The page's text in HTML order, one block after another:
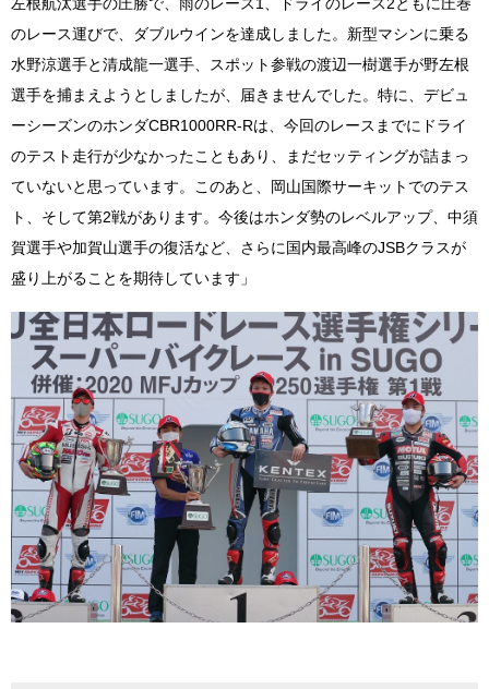
のレース運びで、ダブルウインを達成しました。新型マシンに乗る
水野涼選手と清成龍一選手、スポット参戦の渡辺一樹選手が野左根
選手を捕まえようとしましたが、届きませんでした。特に、デビュ
ーシーズンのホンダCBR1000RR-Rは、今回のレースまでにドライ
のテスト走行が少なかったこともあり、まだセッティングが詰まっ
ていないと思っています。このあと、岡山国際サーキットでのテス
ト、そして第2戦があります。今後はホンダ勢のレベルアップ、中須
賀選手や加賀山選手の復活など、さらに国内最高峰のJSBクラスが
盛り上がることを期待しています」